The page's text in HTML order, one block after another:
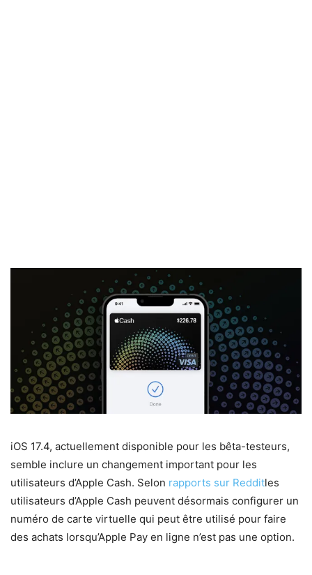
iOS 17.4, actuellement disponible pour les bêta-testeurs,
semble inclure un changement important pour les
utilisateurs d’Apple Cash. Selon rapports sur Redditles
utilisateurs d’Apple Cash peuvent désormais configurer un
numéro de carte virtuelle qui peut être utilisé pour faire
des achats lorsqu’Apple Pay en ligne n’est pas une option.